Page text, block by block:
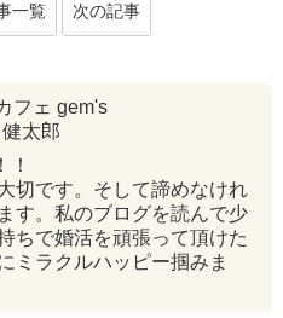
一覧 次の記事
フェ gem's
太郎
切です。そして諦めなけれ
す。私のブログを読んで少
ちで婚活を頑張って頂けた
ミラクルハッピー掴みま